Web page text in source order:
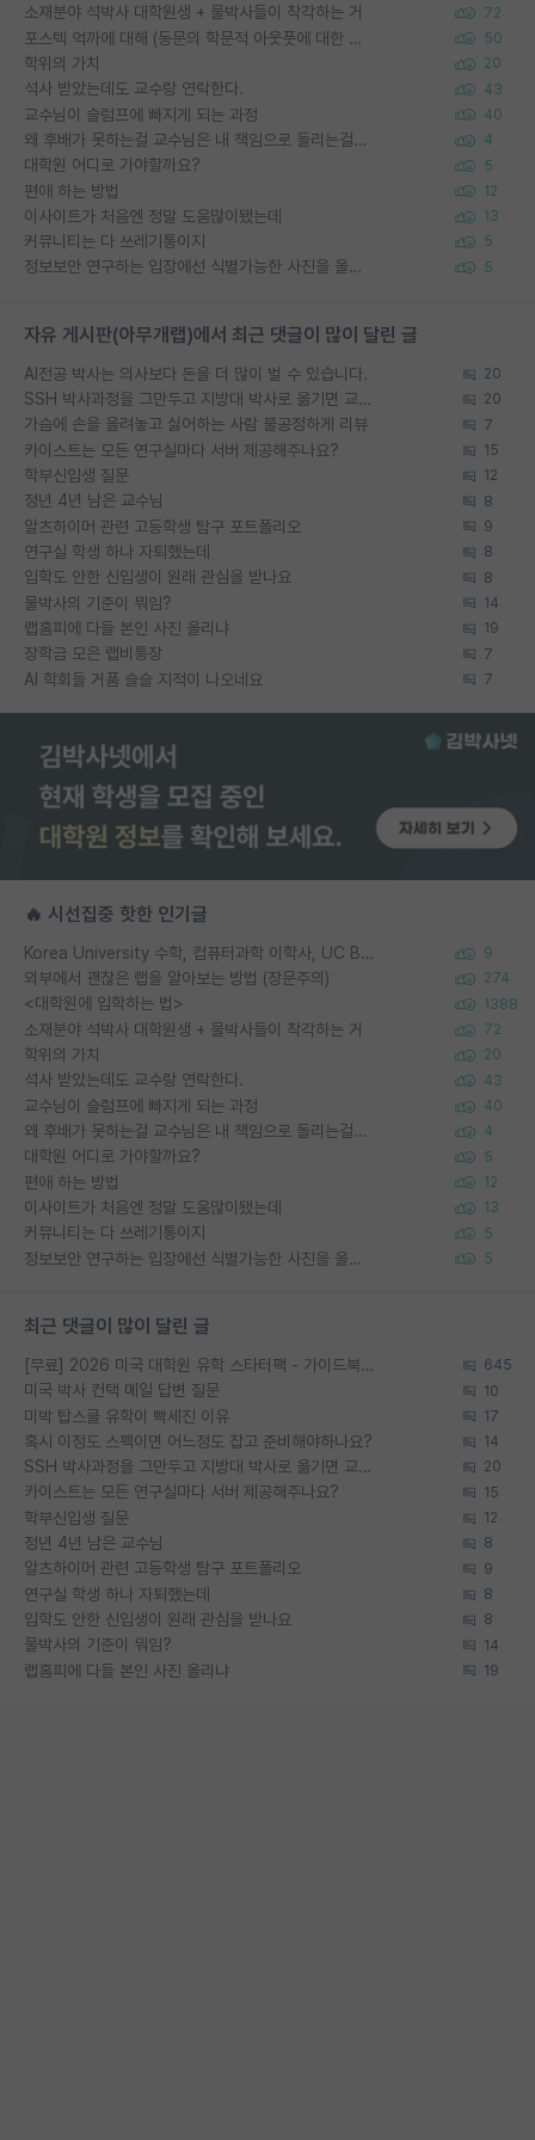
소재분야 석박사 대학원생 + 물박사들이 착각하는 거 72
포스텍 억까에 대해 (동문의 학문적 아웃풋에 대한 반박) 50
학위의 가치 20
석사 받았는데도 교수랑 연락한다. 43
교수님이 슬럼프에 빠지게 되는 과정 40
왜 후배가 못하는걸 교수님은 내 책임으로 돌리는걸까요? 4
대학원 어디로 가야할까요? 5
편애 하는 방법 12
이사이트가 처음엔 정말 도움많이됐는데 13
커뮤니티는 다 쓰레기통이지 5
정보보안 연구하는 입장에선 식별가능한 사진을 올리는건 비추이긴함 5
자유 게시판(아무개랩)에서 최근 댓글이 많이 달린 글
AI전공 박사는 의사보다 돈을 더 많이 벌 수 있습니다. 20
SSH 박사과정을 그만두고 지방대 박사로 옮기면 교수의 꿈은 끝일까요? 20
가슴에 손을 올려놓고 싫어하는 사람 불공정하게 리뷰 7
카이스트는 모든 연구실마다 서버 제공해주나요? 15
학부신입생 질문 12
정년 4년 남은 교수님 8
알츠하이머 관련 고등학생 탐구 포트폴리오 9
연구실 학생 하나 자퇴했는데 8
입학도 안한 신입생이 원래 관심을 받나요 8
물박사의 기준이 뭐임? 14
랩홈피에 다들 본인 사진 올리냐 19
장학금 모은 랩비통장 7
AI 학회들 거품 슬슬 지적이 나오네요 7
🔥 시선집중 핫한 인기글
Korea University 수학, 컴퓨터과학 이학사, UC Berkeley 산업공학 대학원 공학박사가 되는 것은 쉽지 않겠죠? 9
외부에서 괜찮은 랩을 알아보는 방법 (장문주의) 274
<대학원에 입학하는 법> 1388
소재분야 석박사 대학원생 + 물박사들이 착각하는 거 72
학위의 가치 20
석사 받았는데도 교수랑 연락한다. 43
교수님이 슬럼프에 빠지게 되는 과정 40
왜 후배가 못하는걸 교수님은 내 책임으로 돌리는걸까요? 4
대학원 어디로 가야할까요? 5
편애 하는 방법 12
이사이트가 처음엔 정말 도움많이됐는데 13
커뮤니티는 다 쓰레기통이지 5
정보보안 연구하는 입장에선 식별가능한 사진을 올리는건 비추이긴함 5
최근 댓글이 많이 달린 글
[무료] 2026 미국 대학원 유학 스타터팩 - 가이드북 & 합격자 컨택메일 템플릿 645
미국 박사 컨택 메일 답변 질문 10
미박 탑스쿨 유학이 빡세진 이유 17
혹시 이정도 스펙이면 어느정도 잡고 준비해야하나요? 14
SSH 박사과정을 그만두고 지방대 박사로 옮기면 교수의 꿈은 끝일까요? 20
카이스트는 모든 연구실마다 서버 제공해주나요? 15
학부신입생 질문 12
정년 4년 남은 교수님 8
알츠하이머 관련 고등학생 탐구 포트폴리오 9
연구실 학생 하나 자퇴했는데 8
입학도 안한 신입생이 원래 관심을 받나요 8
물박사의 기준이 뭐임? 14
랩홈피에 다들 본인 사진 올리냐 19